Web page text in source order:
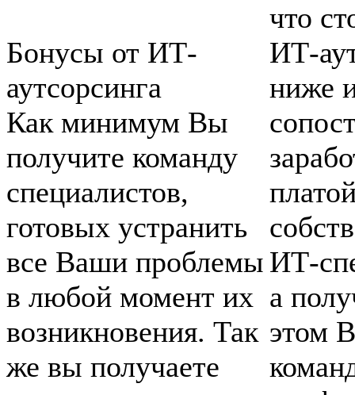
Бонусы от ИТ-
аутсорсинга
Как минимум Вы
получите команду
специалистов,
готовых устранить
все Ваши проблемы
в любой момент их
возникновения. Так
же вы получаете
что
ИТ-
ниже
ИТ-
а
этом